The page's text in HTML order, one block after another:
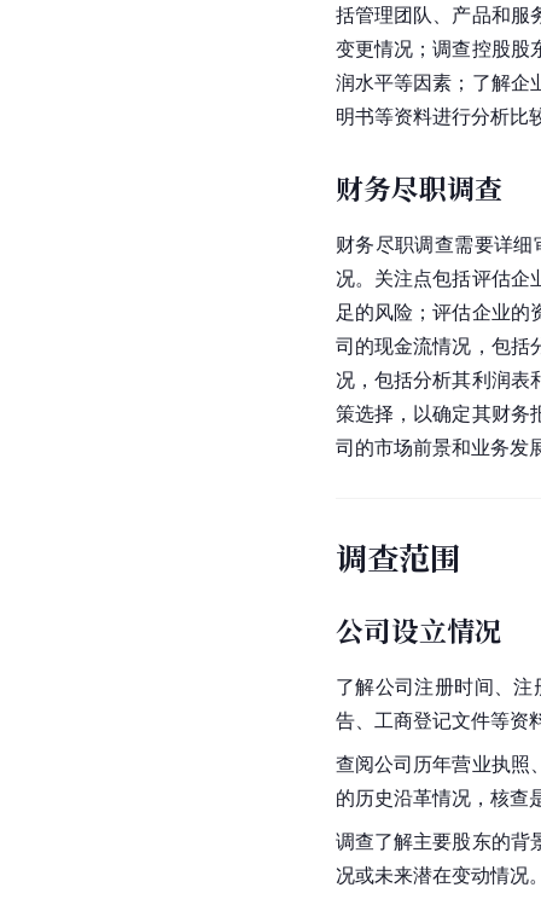
括管理团队、产品和服
变更情况；调查控股股
润水平等因素；了解企
明书等资料进行分析比
财务尽职调查
财务尽职调查需要详
况。关注点包括评估企
足的风险；评估企业的
司的现金流情况，包括
况，包括分析其利润表
策选择，以确定其财务
司的市场前景和业务发
调查范围
公司设立情况
了解公司注册时间、
告、工商登记文件等资
查阅公司历年营业执照
的历史沿革情况，核查
调查了解主要股东的背
况或未来潜在变动情况